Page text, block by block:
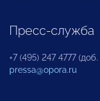
Пресс-служба
+7 (495) 247 4777 (доб.
pressa@opora.ru